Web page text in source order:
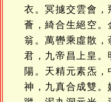
衣。冥攄交雲會，
薈，綺合生絕空。
翁。萬轡乘虛散
君，九帝昌上皇
陽。天精元素炁
神，九真合成雙。